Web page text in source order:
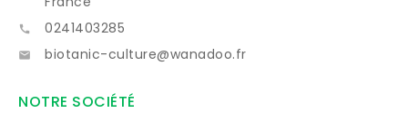
 0241403285
 biotanic-culture@wanadoo.fr
NOTRE SOCIÉTÉ